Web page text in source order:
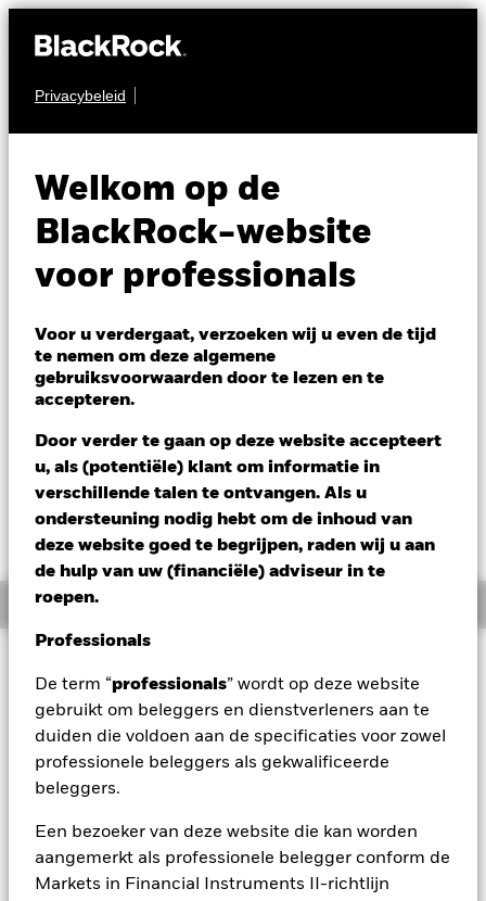
Privacybeleid
Welkom op de
BlackRock-website
voor professionals
Voor u verdergaat, verzoeken wij u even de tijd
te nemen om deze algemene
gebruiksvoorwaarden door te lezen en te
accepteren.
Door verder te gaan op deze website accepteert
u, als (potentiële) klant om informatie in
verschillende talen te ontvangen. Als u
ondersteuning nodig hebt om de inhoud van
deze website goed te begrijpen, raden wij u aan
de hulp van uw (financiële) adviseur in te
roepen.
Professionals
De term “professionals” wordt op deze website
gebruikt om beleggers en dienstverleners aan te
duiden die voldoen aan de specificaties voor zowel
professionele beleggers als gekwalificeerde
beleggers.
Een bezoeker van deze website die kan worden
aangemerkt als professionele belegger conform de
Markets in Financial Instruments II-richtlijn
OBLIGATIES
Bond Index Fund (IE)
NAV per 06/aug/2026
USD 10,45
Verandering NAV 1 dag per 06/aug/2026
USD 0,00 (0,04%)
Overzicht
Het Fonds streeft naar een rendement op uw belegging door
een combinatie van kapitaalgroei en inkomsten uit de activa
van het Fonds, dat het rendement van de Bloomberg
Barclays China Treasury + Policy Bank Index, de
benchmarkindex (Index) van het Fonds, weerspiegelt. Het
mogelijk en praktisch haalbaar is, te beleggen in
uitmaken van de Index of een rendement bieden dat
vergelijkbaar is met de effecten van de Index. De VR-effecten